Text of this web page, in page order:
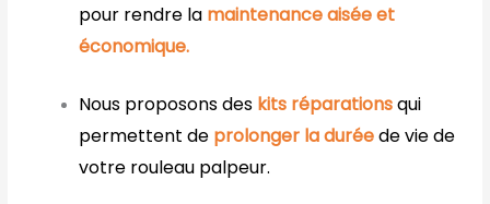
pour rendre la maintenance aisée et
économique.
Nous proposons des kits réparationsqui
permettent de prolonger la duréede vie de
votre rouleau palpeur.